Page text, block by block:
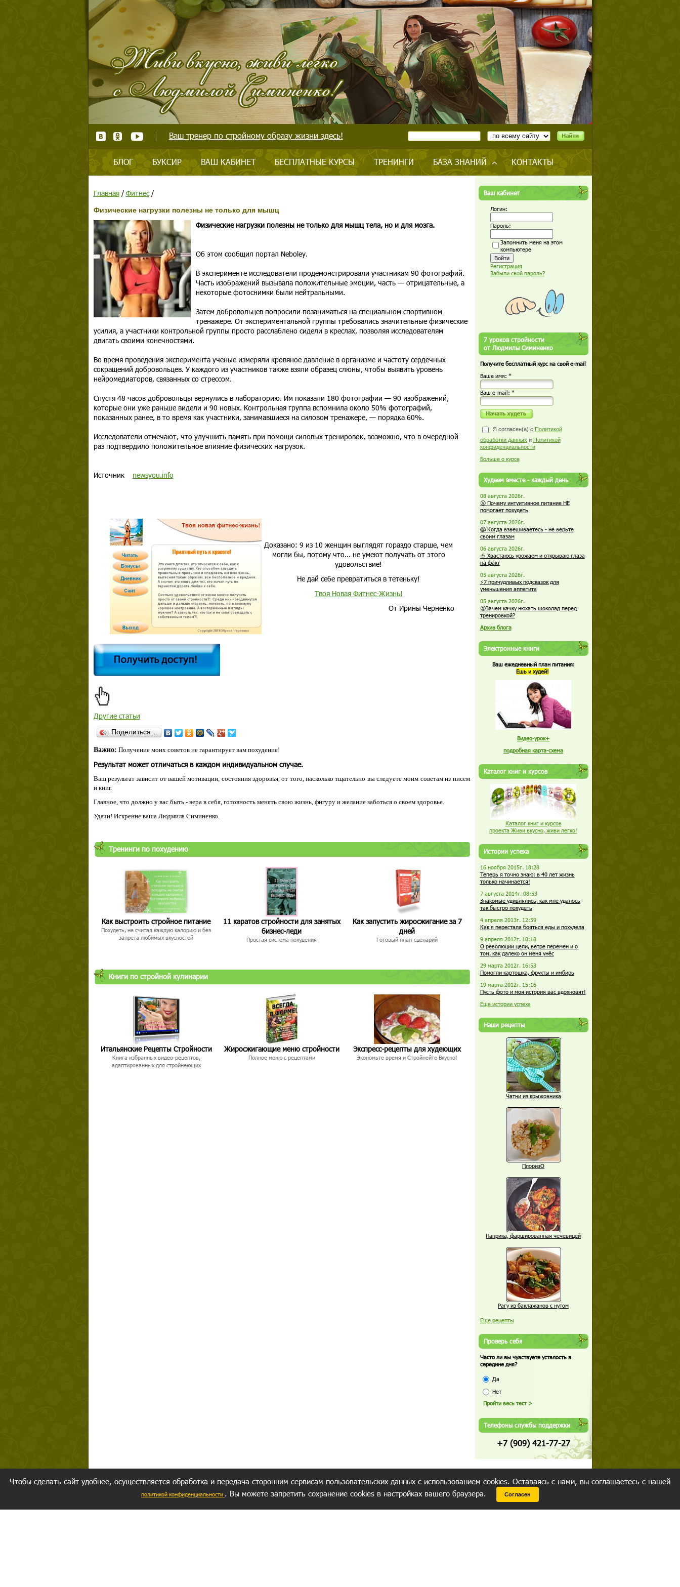
Ваш тренер по стройному образу жизни здесь!
БЛОГ БУКСИР ВАШ КАБИНЕТ БЕСПЛАТНЫЕ КУРСЫ ТРЕНИНГИ БАЗА ЗНАНИЙ КОНТАКТЫ
Главная/ Фитнес/
Физические нагрузки полезны не только для мышц
Физические нагрузки полезны не только для мышц тела, но и для мозга.
Об этом сообщил портал Neboley.
В эксперименте исследователи продемонстрировали участникам 90 фотографий.
Часть изображений вызывала положительные эмоции, часть — отрицательные, а
некоторые фотоснимки были нейтральными.
Затем добровольцев попросили позаниматься на специальном спортивном
тренажере. От экспериментальной группы требовались значительные физические
усилия, а участники контрольной группы просто расслаблено сидели в креслах, позволяя исследователям
двигать своими конечностями.
Во время проведения эксперимента ученые измеряли кровяное давление в организме и частоту сердечных
сокращений добровольцев. У каждого из участников также взяли образец слюны, чтобы выявить уровень
нейромедиаторов, связанных со стрессом.
Спустя 48 часов добровольцы вернулись в лабораторию. Им показали 180 фотографии — 90 изображений,
которые они уже раньше видели и 90 новых. Контрольная группа вспомнила около 50% фотографий,
показанных ранее, в то время как участники, занимавшиеся на силовом тренажере, — порядка 60%.
Исследователи отмечают, что улучшить память при помощи силовых тренировок, возможно, что в очередной
раз подтвердило положительное влияние физических нагрузок.
Источник newsyou.info
Доказано: 9 из 10 женщин выглядят гораздо старше, чем
могли бы, потому что... не умеют получать от этого
удовольствие!
Не дай себе превратиться в тетеньку!
Твоя Новая Фитнес-Жизнь!
От Ирины Черненко
Другие статьи
Поделиться…
Важно: Получение моих советов не гарантирует вам похудение!
Результат может отличаться в каждом индивидуальном случае.
Ваш результат зависит от вашей мотивации, состояния здоровья, от того, насколько тщательно вы следуете моим советам из писем
и книг.
Главное, что должно у вас быть - вера в себя, готовность менять свою жизнь, фигуру и желание заботься о своем здоровье.
Удачи! Искренне ваша Людмила Симиненко.
Тренинги по похудению
Как выстроить стройное питание
Похудеть, не считая каждую калорию и без
запрета любимых вкусностей
11 каратов стройности для занятых
бизнес-леди
Простая система похудения
Как запустить жиросжигание за 7
дней
Готовый план-сценарий
Книги по стройной кулинарии
Итальянские Рецепты Стройности
Книга избранных видео-рецептов,
адаптированных для стройнеющих
Жиросжигающие меню стройности
Полное меню с рецептами
Экспресс-рецепты для худеющих
Экономьте время и Стройнейте Вкусно!
Ваш кабинет
Логин:
Пароль:
Запомнить меня на этом
компьютере
Регистрация
Забыли свой пароль?
7 уроков стройности
от Людмилы Симиненко
Получите бесплатный курс на свой e-mail
Ваше имя: *
Ваш е-mail: *
Я согласен(а) с Политикой
обработки данных и Политикой
конфиденциальности
Больше о курсе
Худеем вместе - каждый день
08 августа 2026г.
😮 Почему интуитивное питание НЕ
помогает похудеть
07 августа 2026г.
😱 Когда взвешиваетесь - не верьте
своим глазам
06 августа 2026г.
🍅 Хвастаюсь урожаем и открываю глаза
на факт
05 августа 2026г.
⚡7 причудливых подсказок для
уменьшения аппетита
05 августа 2026г.
😮Зачем качку нюхать шоколад перед
тренировкой?
Архив блога
Электронные книги
Ваш ежедневный план питания:
Ешь и худей!
Видео-урок+
подробная карта-схема
Каталог книг и курсов
Каталог книг и курсов
проекта Живи вкусно, живи легко!
Истории успеха
16 ноября 2015г. 18:28
Теперь я точно знаю: в 40 лет жизнь
только начинается!
7 августа 2014г. 08:53
Знакомые удивлялись, как мне удалось
так быстро похудеть
4 апреля 2013г. 12:59
Как я перестала бояться еды и похудела
9 апреля 2012г. 10:18
О революции цели, ветре перемен и о
том, как далеко он меня унёс
29 марта 2012г. 16:53
Помогли картошка, фрукты и имбирь
19 марта 2012г. 15:16
Пусть фото и моя история вас вдохновят!
Еще истории успеха
Наши рецепты
Чатни из крыжовника
ПлоризО
Паприка, фаршированная чечевицей
Рагу из баклажанов с нутом
Еще рецепты
Проверь себя
Часто ли вы чувствуете усталость в
середине дня?
Да
Нет
Телефоны службы поддержки
+7 (909) 421-77-27
Чтобы сделать сайт удобнее, осуществляется обработка и передача сторонним сервисам пользовательских данных с использованием cookies. Оставаясь с нами, вы соглашаетесь с нашей
политикой конфиденциальности . Вы можете запретить сохранение cookies в настройках вашего браузера. Согласен